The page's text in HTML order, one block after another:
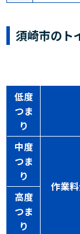
須崎市のト
低度
つま
り
中度
つま
り
作業
高度
つま
り